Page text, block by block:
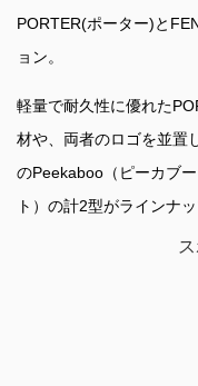
PORTER(ポーター)と
ョン。
軽量で耐久性に優れた
材や、両者のロゴを並置
のPeekaboo（ピーカブ
ト）の計2型がラインナッ